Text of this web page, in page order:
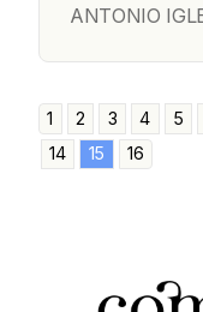
ANTONIO
1 2 3 4 5
14
15 16